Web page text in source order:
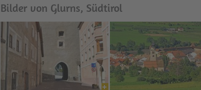
Bilder von Glurns, Südtirol